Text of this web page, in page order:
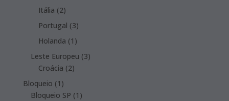
Itália 22
products
Portugal 33
products
Holanda 1 1
product
Leste Europeu 33
Croácia 22
Bloqueio 1 1
product
Bloqueio SP 1 1